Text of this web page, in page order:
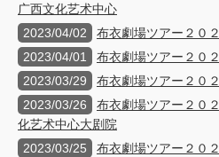
广西文化艺术中心
2023/04/02
布衣劇場ツアー２０
2023/04/01
布衣劇場ツアー２０
2023/03/29
布衣劇場ツアー２０
2023/03/26
布衣劇場ツアー２０
化艺术中心大剧院
2023/03/25
布衣劇場ツアー２０